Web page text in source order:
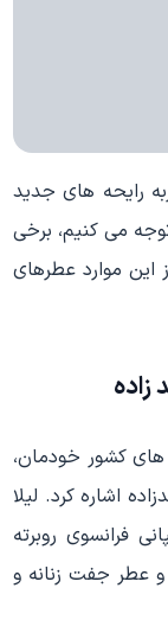
رایحه‌ های جدید
می‌ کنیم، برخی
موارد عطرهای
زاده
کشور خودمان،
اشاره کرد. لیلا
فرانسوی روبرته
و عطر جفت زنانه و